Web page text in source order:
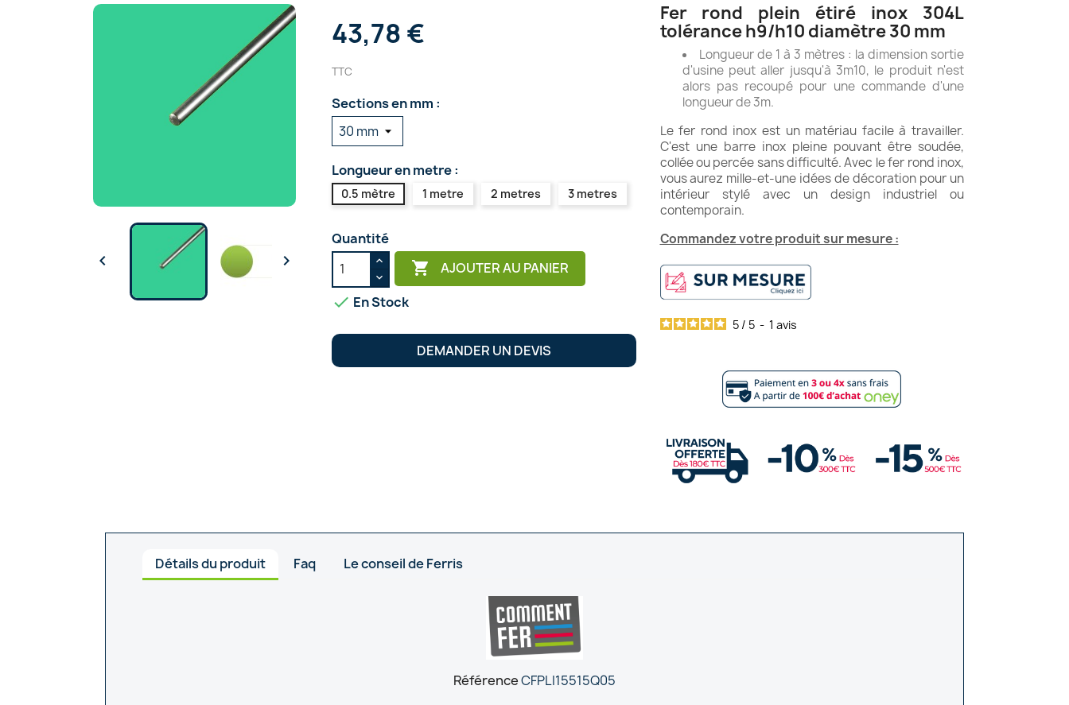
 
43,78 €
TTC
Sections en mm :
Longueur en metre :
0.5 mètre 1 metre 2 metres 3 metres
Quantité
 AJOUTER AU PANIER
 En Stock
DEMANDER UN DEVIS
Fer rond plein étiré inox 304L
tolérance h9/h10 diamètre 30 mm
Longueur de 1 à 3 mètres : la dimension sortie
d'usine peut aller jusqu'à 3m10, le produit n'est
alors pas recoupé pour une commande d'une
longueur de 3m.
Le fer rond inox est un matériau facile à travailler.
C'est une barre inox pleine pouvant être soudée,
collée ou percée sans difficulté. Avec le fer rond inox,
vous aurez mille-et-une idées de décoration pour un
intérieur stylé avec un design industriel ou
contemporain.
Commandez votre produit sur mesure :
5 / 5 - 1 avis
Détails du produit Faq Le conseil de Ferris
RéférenceCFPLI15515Q05